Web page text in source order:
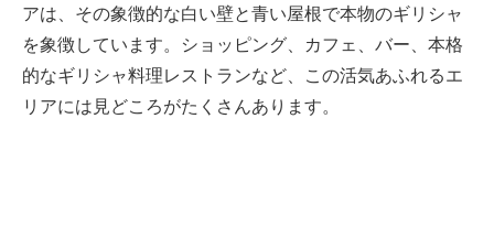
アは、その象徴的な白い壁と青い屋根で本物のギリシャ
を象徴しています。ショッピング、カフェ、バー、本格
的なギリシャ料理レストランなど、この活気あふれるエ
リアには見どころがたくさんあります。